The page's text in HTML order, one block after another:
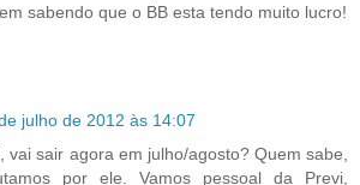
sabendo que o BB esta tendo muito lucro!
julho de 2012 às 14:07
vai sair agora em julho/agosto? Quem sabe,
por ele. Vamos pessoal da Previ,